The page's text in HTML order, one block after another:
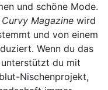
und schöne Mode.
Magazine wird
und von einem
Wenn du das
unterstützt du mit
Nischenprojekt,